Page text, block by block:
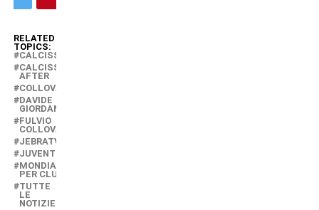
RELATED
TOPICS:
CALCISSIMO
CALCISSIMO
AFTER
COLLOVATI
DAVIDE
GIORDANA
FULVIO
COLLOVATI
JEBRATV
JUVENTUS
MONDIALE
PER CLUB
TUTTE
LE
NOTIZIE